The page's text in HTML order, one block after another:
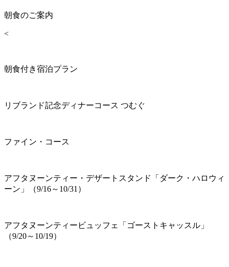
朝食のご案内
<
朝食付き宿泊プラン
リブランド記念ディナーコース つむぐ
ファイン・コース
アフタヌーンティー・デザートスタンド「ダーク・ハロウィ
ーン」（9/16～10/31）
アフタヌーンティービュッフェ「ゴーストキャッスル」
（9/20～10/19）